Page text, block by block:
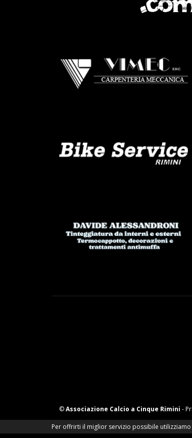
©Associazione Calcio a Cinque Rimini -
Per offrirti il miglior servizio possibile